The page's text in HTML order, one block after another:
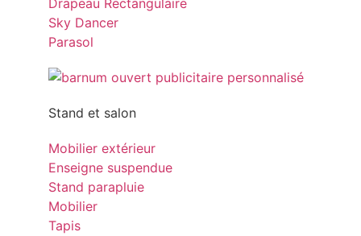
Drapeau Rectangulaire
Sky Dancer
Parasol
Stand et salon
Mobilier extérieur
Enseigne suspendue
Stand parapluie
Mobilier
Tapis